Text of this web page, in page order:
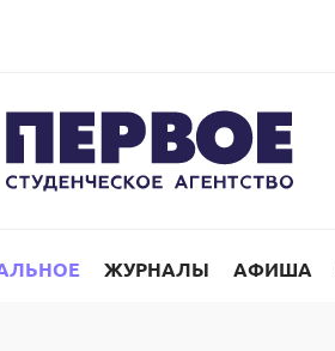
ЖУРНАЛЫ АФИША